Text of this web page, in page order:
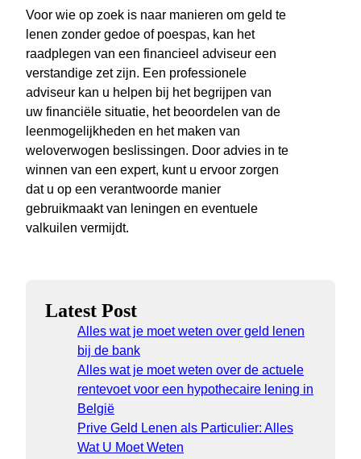
Voor wie op zoek is naar manieren om geld te
lenen zonder gedoe of poespas, kan het
raadplegen van een financieel adviseur een
verstandige zet zijn. Een professionele
adviseur kan u helpen bij het begrijpen van
uw financiële situatie, het beoordelen van de
leenmogelijkheden en het maken van
weloverwogen beslissingen. Door advies in te
winnen van een expert, kunt u ervoor zorgen
dat u op een verantwoorde manier
gebruikmaakt van leningen en eventuele
valkuilen vermijdt.
Latest Post
Alles wat je moet weten over geld lenen
bij de bank
Alles wat je moet weten over de actuele
rentevoet voor een hypothecaire lening in
België
Prive Geld Lenen als Particulier: Alles
Wat U Moet Weten